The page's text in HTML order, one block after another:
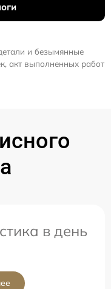
и безымянные
акт выполненных работ
в день